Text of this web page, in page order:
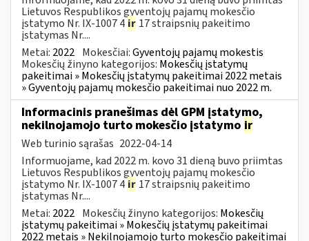
Lietuvos Respublikos gyventojų pajamų mokesčio
įstatymo Nr. IX-1007 4 ir 17 straipsnių pakeitimo
įstatymas Nr....
Metai: 2022 Mokesčiai:Gyventojų pajamų mokestis
Mokesčių žinyno kategorijos: Mokesčių įstatymų
pakeitimai » Mokesčių įstatymų pakeitimai 2022 metais
» Gyventojų pajamų mokesčio pakeitimai nuo 2022 m.
Informacinis pranešimas dėl GPM įstatymo,
nekilnojamojo turto mokesčio įstatymo ir
Web turinio sąrašas 2022-04-14
Informuojame, kad 2022 m. kovo 31 dieną buvo priimtas
Lietuvos Respublikos gyventojų pajamų mokesčio
įstatymo Nr. IX-1007 4 ir 17 straipsnių pakeitimo
įstatymas Nr....
Metai: 2022 Mokesčių žinyno kategorijos: Mokesčių
įstatymų pakeitimai » Mokesčių įstatymų pakeitimai
2022 metais » Nekilnojamojo turto mokesčio pakeitimai